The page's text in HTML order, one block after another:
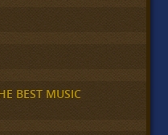
BEST MUSIC